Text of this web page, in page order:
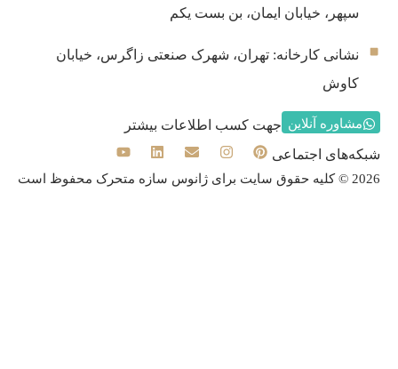
سپهر، خیابان ایمان، بن بست یکم
نشانی کارخانه:‌ تهران، شهرک صنعتی زاگرس، خیابان
کاوش
مشاوره آنلاین جهت کسب اطلاعات بیشتر
شبکه‌های اجتماعی
2026 © کلیه حقوق سایت برای ژانوس سازه متحرک محفوظ است